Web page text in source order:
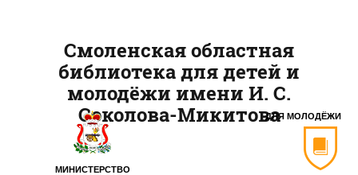
МИНИСТЕРСТВО
ДЛЯ МОЛОДЁЖИ
Смоленская областная
библиотека для детей и
молодёжи имени И. С.
Соколова-Микитова